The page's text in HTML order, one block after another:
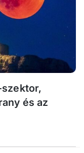
és az